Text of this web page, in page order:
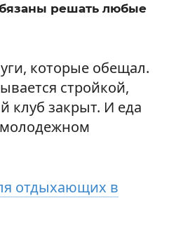
решать любые
которые обещал.
стройкой,
клуб закрыт. И еда
отдыхающих в